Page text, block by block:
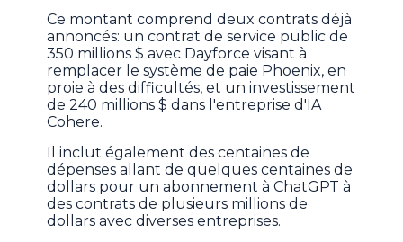
Ce montant comprend deux contrats déjà
annoncés: un contrat de service public de
350 millions $ avec Dayforce visant à
remplacer le système de paie Phoenix, en
proie à des difficultés, et un investissement
de 240 millions $ dans l'entreprise d'IA
Cohere.
Il inclut également des centaines de
dépenses allant de quelques centaines de
dollars pour un abonnement à ChatGPT à
des contrats de plusieurs millions de
dollars avec diverses entreprises.